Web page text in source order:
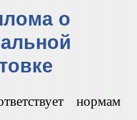
о
нормам